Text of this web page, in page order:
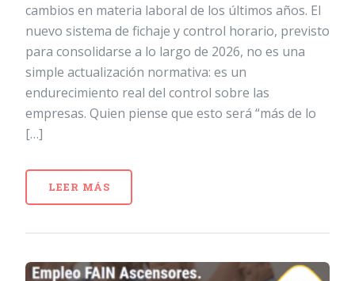
cambios en materia laboral de los últimos años. El
nuevo sistema de fichaje y control horario, previsto
para consolidarse a lo largo de 2026, no es una
simple actualización normativa: es un
endurecimiento real del control sobre las
empresas. Quien piense que esto será “más de lo
[…]
LEER MÁS